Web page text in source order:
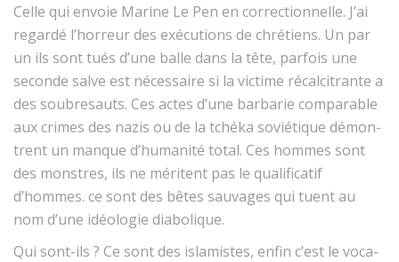
Celle qui envoie Marine Le Pen en cor­rec­tion­nelle. J’ai
regardé l’hor­reur des exé­cu­tions de chré­tiens. Un par
un ils sont tués d’une balle dans la tête, par­fois une
sec­onde salve est néces­saire si la vic­time récal­ci­trante a
des soubre­sauts. Ces actes d’une bar­barie com­pa­ra­ble
aux crimes des nazis ou de la tché­ka sovié­tique démon­
trent un manque d’hu­man­ité total. Ces hommes sont
des mon­stres, ils ne méri­tent pas le qual­i­fi­catif
d’hommes. ce sont des bêtes sauvages qui tuent au
nom d’une idéolo­gie diabolique.
Qui sont-ils ? Ce sont des islamistes, enfin c’est le voca­